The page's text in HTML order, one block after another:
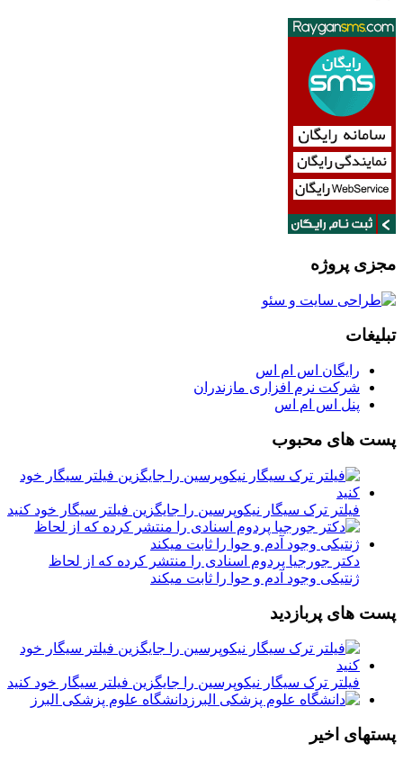
مجزی پروژه
تبلیغات
رایگان اس ام اس
شرکت نرم افزاری مازندران
پنل اس ام اس
پست های محبوب
فیلتر ترک سیگار نیکوپرسین را جایگزین فیلتر سیگار خود کنید
دکتر جورجیا پردوم اسنادی را منتشر کرده که از لحاظ
ژنتیکی وجود آدم و حوا را ثابت میکند
پست های پربازدید
فیلتر ترک سیگار نیکوپرسین را جایگزین فیلتر سیگار خود کنید
دانشگاه علوم پزشکی البرز
پستهای اخیر